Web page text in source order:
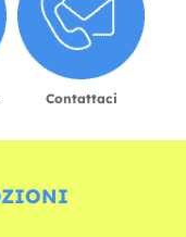
Contattaci